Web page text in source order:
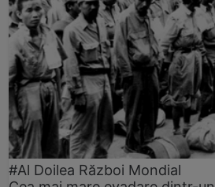
#Al Doilea Război Mondial